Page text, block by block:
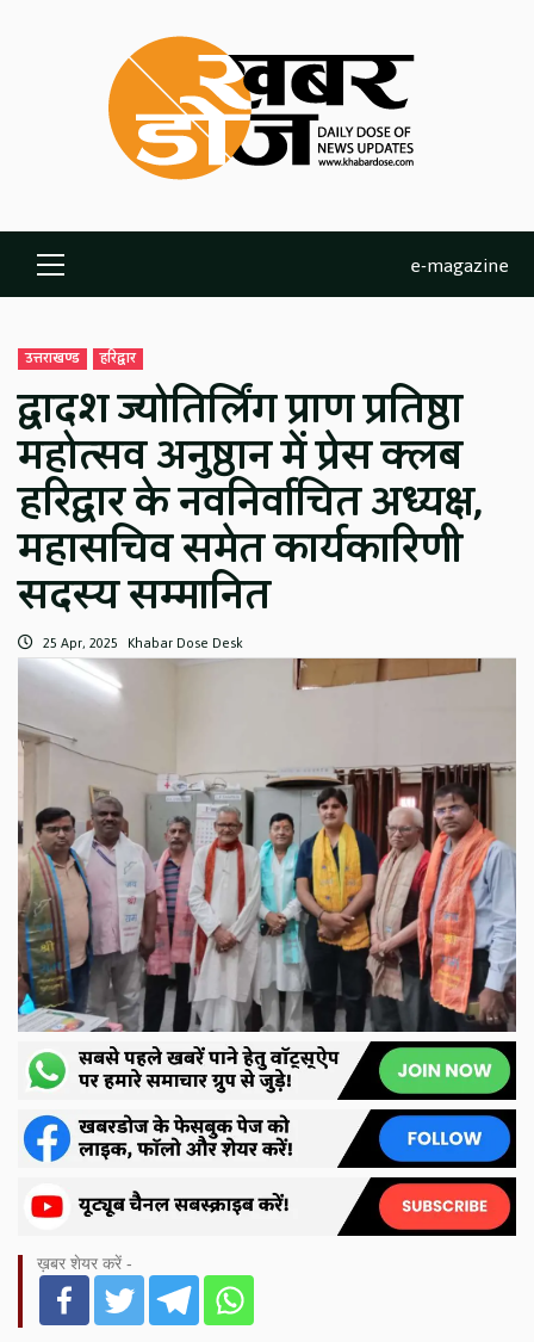
Primary
Menu
e-magazine
उत्तराखण्ड हरिद्वार
द्वादश ज्योतिर्लिंग प्राण प्रतिष्ठा
महोत्सव अनुष्ठान में प्रेस क्लब
हरिद्वार के नवनिर्वाचित अध्यक्ष,
महासचिव समेत कार्यकारिणी
सदस्य सम्मानित
25 Apr, 2025 Khabar Dose Desk
ख़बर शेयर करें -